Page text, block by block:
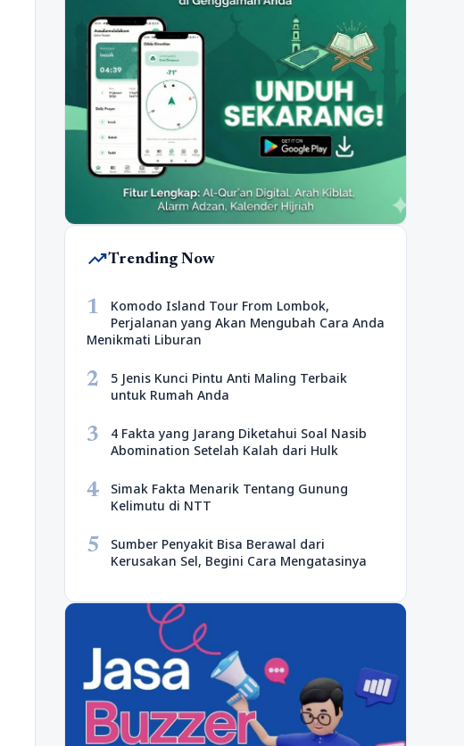
trending_upTrending Now
1
Komodo Island Tour From Lombok,
Perjalanan yang Akan Mengubah Cara Anda
Menikmati Liburan
2
5 Jenis Kunci Pintu Anti Maling Terbaik
untuk Rumah Anda
3
4 Fakta yang Jarang Diketahui Soal Nasib
Abomination Setelah Kalah dari Hulk
4
Simak Fakta Menarik Tentang Gunung
Kelimutu di NTT
5
Sumber Penyakit Bisa Berawal dari
Kerusakan Sel, Begini Cara Mengatasinya